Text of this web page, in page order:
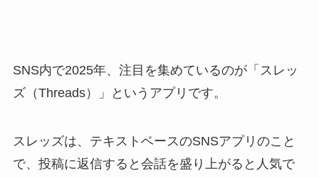
SNS内で2025年、注目を集めているのが「スレッ
ズ（Threads）」というアプリです。
スレッズは、テキストベースのSNSアプリのこと
で、投稿に返信すると会話を盛り上がると人気で